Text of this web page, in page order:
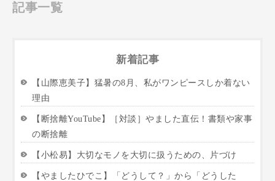
記事一覧
新着記事
【山際恵美子】猛暑の8月、私がワンピースしか着ない
理由
【断捨離YouTube】［対談］やました直伝！書類や家事
の断捨離
【小松易】大切なモノを大切に扱うための、片づけ
【やましたひでこ】「どうして？」から「どうした